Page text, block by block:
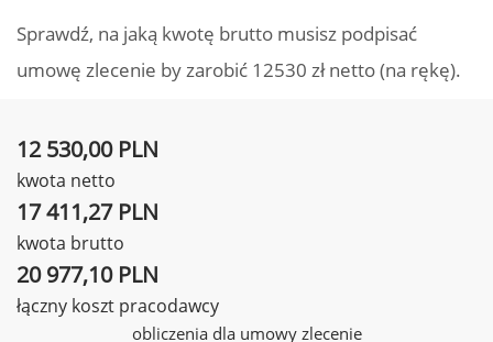
Sprawdź, na jaką kwotę brutto musisz podpisać
umowę zlecenie by zarobić 12530 zł netto (na rękę).
12 530,00 PLN
kwota netto
17 411,27 PLN
kwota brutto
20 977,10 PLN
łączny koszt pracodawcy
obliczenia dla umowy zlecenie